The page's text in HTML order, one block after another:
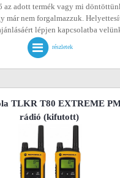
az adott termék vagy mi
már nem forgalmazzuk.
lépjen kapcsolatba
részletek
TLKR T80 EXTREME
rádió (kifutott)